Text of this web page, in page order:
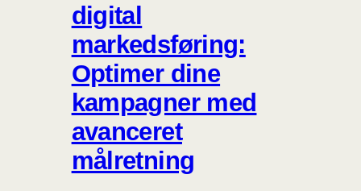
digital
markedsføring:
Optimer dine
kampagner med
avanceret
målretning